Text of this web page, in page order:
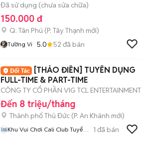
Đã sử dụng (chưa sửa chữa)
150.000 đ
Q. Tân Phú (P. Tây Thạnh mới)
Tường Vi 5.0 52 đã bán
[THẢO ĐIỀN] TUYỂN DỤNG
FULL-TIME & PART-TIME
CÔNG TY CỔ PHẦN VIG TCL ENTERTAINMENT
Đến 8 triệu/tháng
Thành phố Thủ Đức (P. An Khánh mới)
Khu Vui Chơi Cali Club Tuyển
1 đã bán